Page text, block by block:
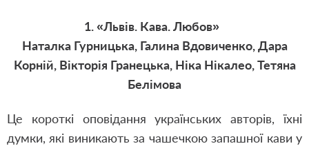
1. «Львів. Кава. Любов»
Наталка Гурницька, Галина Вдовиченко, Дара
Корній, Вікторія Гранецька, Ніка Нікалео, Тетяна
Белімова
Це короткі оповідання українських авторів, їхні
думки, які виникають за чашечкою запашної кави у